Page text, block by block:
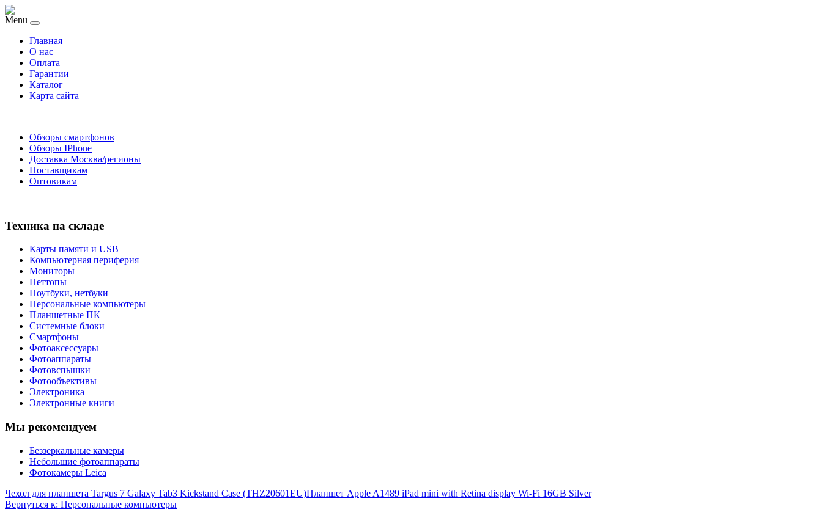
Menu
Главная
O нас
Оплата
Гарантии
Каталог
Карта сайта
Обзоры смартфонов
Обзоры IPhone
Доставка Москва/регионы
Поставщикам
Оптовикам
Техника на складе
Карты памяти и USB
Компьютерная периферия
Мониторы
Неттопы
Ноутбуки, нетбуки
Персональные компьютеры
Планшетные ПК
Системные блоки
Смартфоны
Фотоаксессуары
Фотоаппараты
Фотовспышки
Фотообъективы
Электроника
Электронные книги
Мы рекомендуем
Беззеркальные камеры
Небольшие фотоаппараты
Фотокамеры Leica
Чехол для планшета Targus 7 Galaxy Tab3 Kickstand Case (THZ20601EU)Планшет Apple A1489 iPad mini with Retina display Wi-Fi 16GB Silver
Вернуться к: Персональные компьютеры